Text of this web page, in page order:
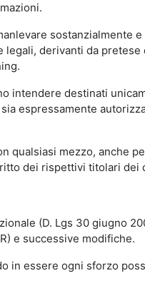
sostanzialmente
derivanti da
intendere destinati
espressamente
mezzo, anche
dei rispettivi titolari dei
(D. Lgs 30 giugno
e successive modifiche.
in essere ogni sforzo